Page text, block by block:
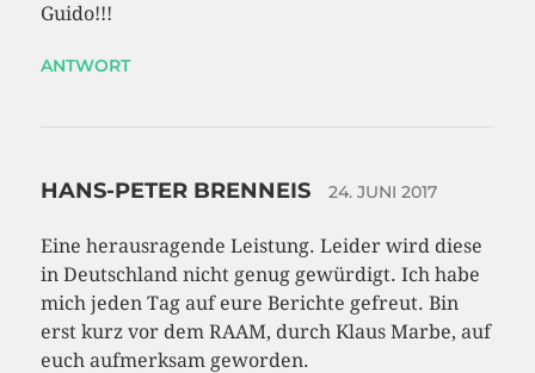
Guido!!!
ANTWORT
HANS-PETER BRENNEIS 24. JUNI 2017
Eine herausragende Leistung. Leider wird diese
in Deutschland nicht genug gewürdigt. Ich habe
mich jeden Tag auf eure Berichte gefreut. Bin
erst kurz vor dem RAAM, durch Klaus Marbe, auf
euch aufmerksam geworden.